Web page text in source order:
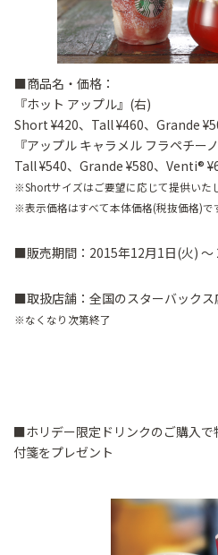
■商品名・価格：
『ホット アップル』(右)
Short ¥420、Tall ¥460、Grande
『アップル キャラメル フラペチー
Tall ¥540、Grande ¥580、Venti®
※Shortサイズはご要望に応じて提供いた
※表示価格はすべて本体価格(税抜価格)で
■販売期間：2015年12月1日(火) ～
■取扱店舗：全国のスターバックス
※なくなり次第終了
■ホリデー限定ドリンクのご購入で
付箋をプレゼント